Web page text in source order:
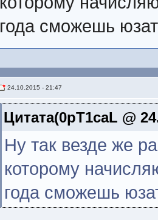
года сможешь
24.10.2015 - 21:47
Цитата(0pT1caL @
Ну так везде же
которому
года сможешь